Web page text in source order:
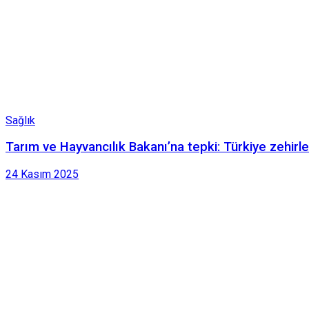
Sağlık
Tarım ve Hayvancılık Bakanı’na tepki: Türkiye
24 Kasım 2025